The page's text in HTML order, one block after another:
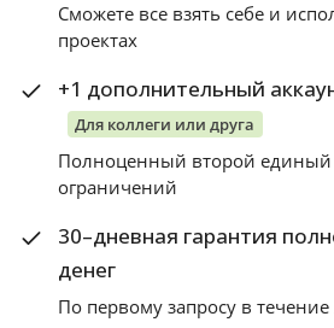
Сможете все взять себе и
проектах
+1 дополнительный
Для коллеги или друга
Полноценный второй единый
ограничений
30–дневная гарантия
денег
По первому запросу в